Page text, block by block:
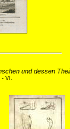
und dessen
- VI.